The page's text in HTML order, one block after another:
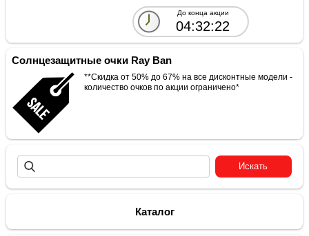
До конца акции
04:32:22
Солнцезащитные очки Ray Ban
**Скидка от 50% до 67% на все дисконтные модели -
количество очков по акции ограничено*
Каталог